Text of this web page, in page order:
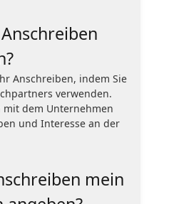
Anschreiben, indem Sie
verwenden.
mit dem Unternehmen
und Interesse an der
mein